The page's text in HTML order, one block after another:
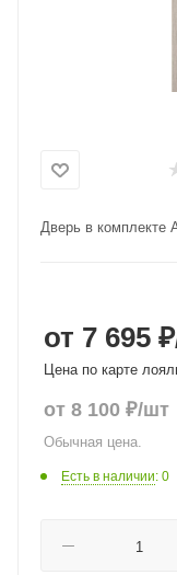
Дверь в комплекте
от 7 695 ₽
Цена по карте
от 8 100 ₽/шт
Обычная цена.
Есть в наличии: 0
%
Получайте
Подробнее
об оплате